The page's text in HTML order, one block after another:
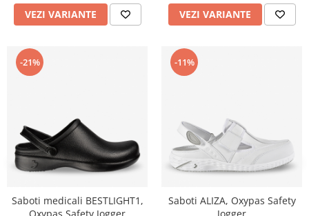
Cafea, ceai, zahar, lapte
Casa si bucatarie
Cani si pahare
Bucatarie si servire
Seturi si accesorii pentru vin
Rucsacuri si articole de calatorie
Rucsacuri
VEZI VARIANTE VEZI VARIANTE
-21%
Saboti medicali BESTLIGHT1,
-11%
Saboti ALIZA, Oxypas Safety